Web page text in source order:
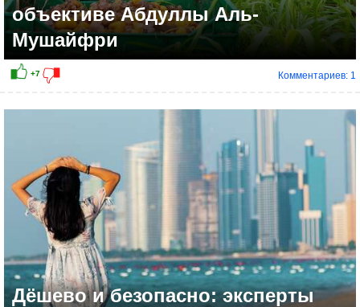
объективе Абдуллы Аль-
Мушайфри
Комментариев: 1
Дёшево и безопасно: эксперты